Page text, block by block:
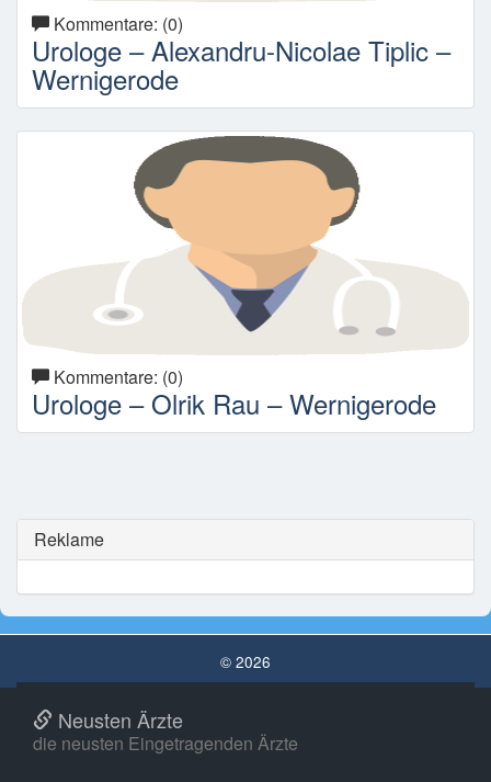
Kommentare: (0)
Urologe – Alexandru-Nicolae Tiplic –
Wernigerode
Kommentare: (0)
Urologe – Olrik Rau – Wernigerode
Reklame
© 2026
Neusten Ärzte
die neusten Eingetragenden Ärzte